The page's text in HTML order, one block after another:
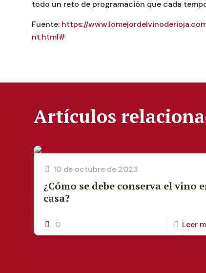
todo un reto de programación que cada
Fuente: https://
nt.html#
Artículos
10 de octubre de 2023
¿Cómo se debe conserva el vino
casa?
0 Leer